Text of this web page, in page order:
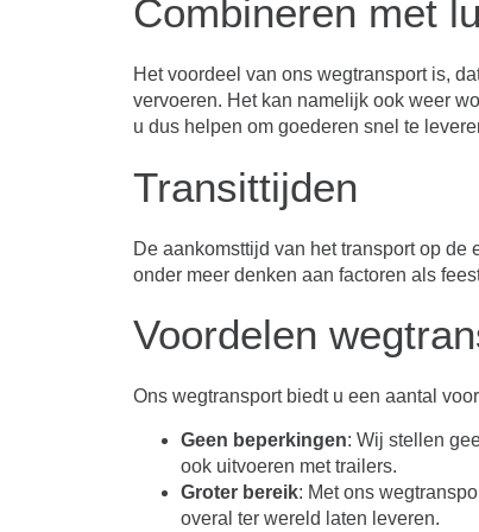
Combineren met
Het voordeel van ons wegtransport is,
vervoeren. Het kan namelijk ook weer
u dus helpen om goederen snel te
Transittijden
De aankomsttijd van het transport op
onder meer denken aan factoren als
Voordelen
Ons wegtransport biedt u een aantal
Geen beperkingen: Wij stellen
ook uitvoeren met trailers.
Groter bereik: Met ons
overal ter wereld laten leveren.